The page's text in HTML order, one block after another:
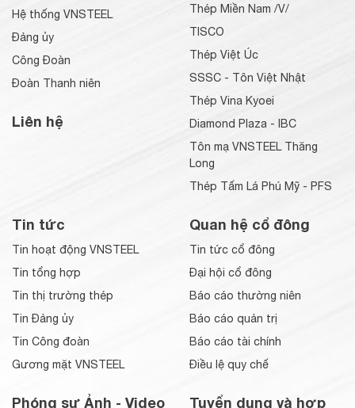
Hệ thống VNSTEEL
Đảng ủy
Công Đoàn
Đoàn Thanh niên
Liên hệ
Thép Miền Nam /V/
TISCO
Thép Việt Úc
SSSC - Tôn Việt Nhật
Thép Vina Kyoei
Diamond Plaza - IBC
Tôn mạ VNSTEEL Thăng
Long
Thép Tấm Lá Phú Mỹ - PFS
Tin tức
Tin hoạt động VNSTEEL
Tin tổng hợp
Tin thị trường thép
Tin Đảng ủy
Tin Công đoàn
Gương mặt VNSTEEL
Phóng sự Ảnh - Video
Quan hệ cổ đông
Tin tức cổ đông
Đại hội cổ đông
Báo cáo thường niên
Báo cáo quản trị
Báo cáo tài chính
Điều lệ quy chế
Tuyển dụng và hợp